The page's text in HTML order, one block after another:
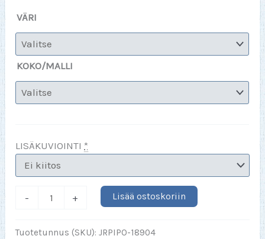
VÄRI
KOKO/MALLI
LISÄKUVIOINTI *
- + Lisää ostoskoriin
Tuotetunnus (SKU):JRPIPO-18904